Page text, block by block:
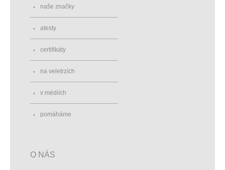
naše značky
atesty
certifikáty
na veletrzích
v médiích
pomáháme
O NÁS